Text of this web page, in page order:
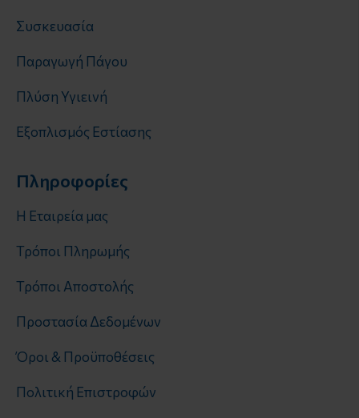
Συσκευασία
Παραγωγή Πάγου
Πλύση Υγιεινή
Εξοπλισμός Εστίασης
Πληροφορίες
Η Εταιρεία μας
Τρόποι Πληρωμής
Τρόποι Αποστολής
Προστασία Δεδομένων
Όροι & Προϋποθέσεις
Πολιτική Επιστροφών